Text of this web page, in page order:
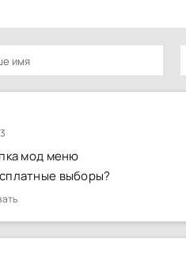
мод меню
выборы?